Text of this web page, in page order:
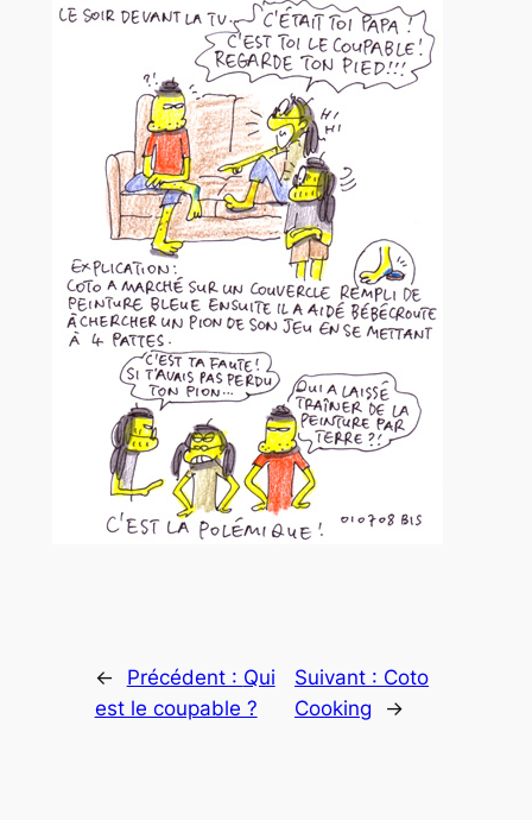
← Précédent : Qui
est le coupable ?
Suivant : Coto
Cooking
→